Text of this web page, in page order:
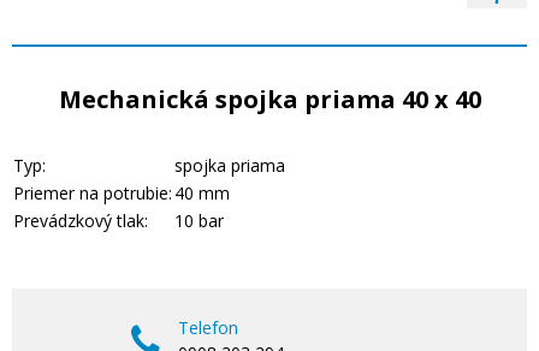
Mechanická spojka priama 40 x 40
Typ:
spojka priama
Priemer na potrubie: 40 mm
Prevádzkový tlak:
10 bar
Telefon